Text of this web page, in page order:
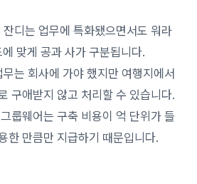
잔디는 업무에 특화됐으면서도 워라
맞게 공과 사가 구분됩니다.
무는 회사에 가야 했지만 여행지에서
구애받지 않고 처리할 수 있습니다.
룹웨어는 구축 비용이 억 단위가 들
한 만큼만 지급하기 때문입니다.